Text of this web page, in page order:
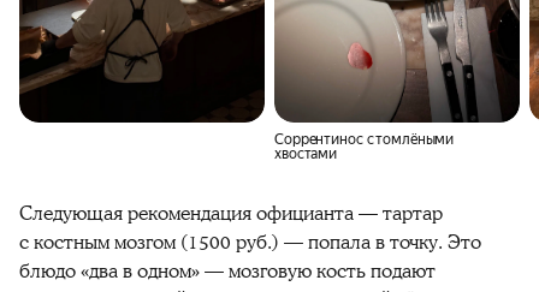
Соррентинос с томлёными
хвостами
Следующая рекомендация официанта — тартар
с костным мозгом (1500 руб.) — попала в точку. Это
блюдо «два в одном» — мозговую кость подают